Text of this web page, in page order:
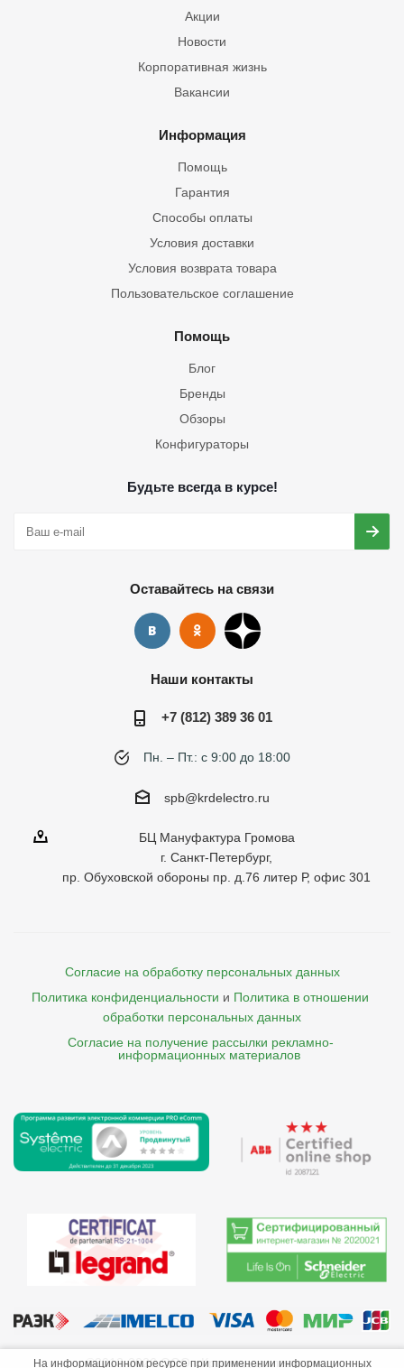
Акции
Новости
Корпоративная жизнь
Вакансии
Информация
Помощь
Гарантия
Способы оплаты
Условия доставки
Условия возврата товара
Пользовательское соглашение
Помощь
Блог
Бренды
Обзоры
Конфигураторы
Будьте всегда в курсе!
Оставайтесь на связи
Наши контакты
+7 (812) 389 36 01
Пн. – Пт.: с 9:00 до 18:00
spb@krdelectro.ru
БЦ Мануфактура Громова
г. Санкт-Петербург,
пр. Обуховской обороны пр. д.76 литер Р, офис 301
Согласие на обработку персональных данных
Политика конфиденциальности и Политика в отношении
обработки персональных данных
Согласие на получение рассылки рекламно-
    информационных материалов
©2013-2026 ООО «Краснодарэлектро»
На информационном ресурсе при применении информационных